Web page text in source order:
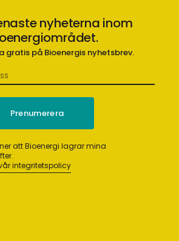
nyheterna inom
gratis på Bioenergis nyhetsbrev.
att Bioenergi lagrar mina
integritetspolicy